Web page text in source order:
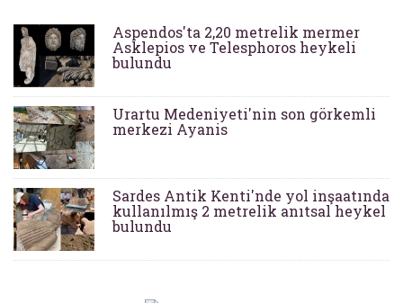
Aspendos'ta 2,20 metrelik mermer
Asklepios ve Telesphoros heykeli
bulundu
Urartu Medeniyeti'nin son görkemli
merkezi Ayanis
Sardes Antik Kenti'nde yol inşaatında
kullanılmış 2 metrelik anıtsal heykel
bulundu